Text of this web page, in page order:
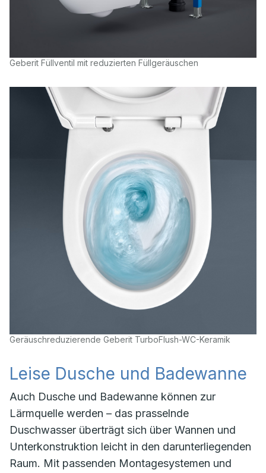
Geberit Füllventil mit reduzierten Füllgeräuschen
Geräuschreduzierende Geberit TurboFlush-WC-Keramik
Leise Dusche und Badewanne
Auch Dusche und Badewanne können zur
Lärmquelle werden – das prasselnde
Duschwasser überträgt sich über Wannen und
Unterkonstruktion leicht in den darunterliegenden
Raum. Mit passenden Montagesystemen und